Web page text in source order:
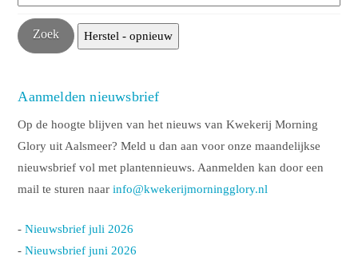
Aanmelden nieuwsbrief
Op de hoogte blijven van het nieuws van Kwekerij Morning
Glory uit Aalsmeer? Meld u dan aan voor onze maandelijkse
nieuwsbrief vol met plantennieuws. Aanmelden kan door een
mail te sturen naarinfo@kwekerijmorningglory.nl
-Nieuwsbrief juli 2026
-Nieuwsbrief juni 2026